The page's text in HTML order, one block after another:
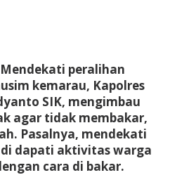
Mendekati peralihan
kemarau, Kapolres
SIK, mengimbau
agar tidak membakar,
Pasalnya, mendekati
dapati aktivitas warga
cara di bakar.